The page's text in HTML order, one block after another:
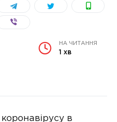
НА ЧИТАННЯ
1 хв
в